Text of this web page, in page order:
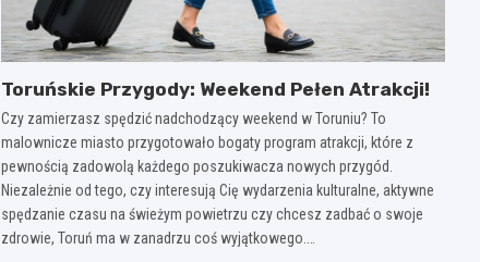
Toruńskie Przygody: Weekend Pełen Atrakcji!
Czy zamierzasz spędzić nadchodzący weekend w Toruniu? To
malownicze miasto przygotowało bogaty program atrakcji, które z
pewnością zadowolą każdego poszukiwacza nowych przygód.
Niezależnie od tego, czy interesują Cię wydarzenia kulturalne, aktywne
spędzanie czasu na świeżym powietrzu czy chcesz zadbać o swoje
zdrowie, Toruń ma w zanadrzu coś wyjątkowego.…